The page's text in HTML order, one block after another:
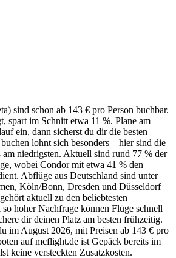
sind schon ab 143 € pro Person buchbar.
spart im Schnitt etwa 11 %. Plane am
ein, dann sicherst du dir die besten
lohnt sich besonders – hier sind die
am niedrigsten. Aktuell sind rund 77 % der
wobei Condor mit etwa 41 % den
Abflüge aus Deutschland sind unter
Köln/Bonn, Dresden und Düsseldorf
aktuell zu den beliebtesten
hoher Nachfrage können Flüge schnell
dir deinen Platz am besten frühzeitig.
im August 2026, mit Preisen ab 143 € pro
auf mcflight.de ist Gepäck bereits im
keine versteckten Zusatzkosten.